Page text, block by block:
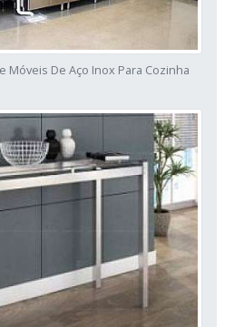
Móveis De Aço Inox Para Cozinha